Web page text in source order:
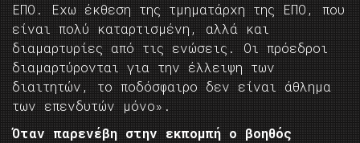
ΕΠΟ. Εχω έκθεση της τμηματάρχη της ΕΠΟ, που
είναι πολύ καταρτισμένη, αλλά και
διαμαρτυρίες από τις ενώσεις. Οι πρόεδροι
διαμαρτύρονται για την έλλειψη των
διαιτητών, το ποδόσφαιρο δεν είναι άθλημα
των επενδυτών μόνο».
Όταν παρενέβη στην εκπομπή ο βοηθός